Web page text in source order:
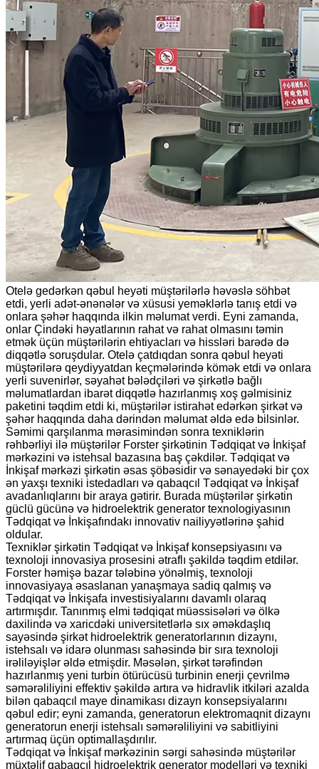
Otelə gedərkən qəbul heyəti müştərilərlə həvəslə söhbət
etdi, yerli adət-ənənələr və xüsusi yeməklərlə tanış etdi və
onlara şəhər haqqında ilkin məlumat verdi. Eyni zamanda,
onlar Çindəki həyatlarının rahat və rahat olmasını təmin
etmək üçün müştərilərin ehtiyacları və hissləri barədə də
diqqətlə soruşdular. Otelə çatdıqdan sonra qəbul heyəti
müştərilərə qeydiyyatdan keçmələrində kömək etdi və onlara
yerli suvenirlər, səyahət bələdçiləri və şirkətlə bağlı
məlumatlardan ibarət diqqətlə hazırlanmış xoş gəlmisiniz
paketini təqdim etdi ki, müştərilər istirahət edərkən şirkət və
şəhər haqqında daha dərindən məlumat əldə edə bilsinlər.
Səmimi qarşılanma mərasimindən sonra texniklərin
rəhbərliyi ilə müştərilər Forster şirkətinin Tədqiqat və İnkişaf
mərkəzini və istehsal bazasına baş çəkdilər. Tədqiqat və
İnkişaf mərkəzi şirkətin əsas şöbəsidir və sənayedəki bir çox
ən yaxşı texniki istedadları və qabaqcıl Tədqiqat və İnkişaf
avadanlıqlarını bir araya gətirir. Burada müştərilər şirkətin
güclü gücünə və hidroelektrik generator texnologiyasının
Tədqiqat və İnkişafındakı innovativ nailiyyətlərinə şahid
oldular.
Texniklər şirkətin Tədqiqat və İnkişaf konsepsiyasını və
texnoloji innovasiya prosesini ətraflı şəkildə təqdim etdilər.
Forster həmişə bazar tələbinə yönəlmiş, texnoloji
innovasiyaya əsaslanan yanaşmaya sadiq qalmış və
Tədqiqat və İnkişafa investisiyalarını davamlı olaraq
artırmışdır. Tanınmış elmi tədqiqat müəssisələri və ölkə
daxilində və xaricdəki universitetlərlə sıx əməkdaşlıq
sayəsində şirkət hidroelektrik generatorlarının dizaynı,
istehsalı və idarə olunması sahəsində bir sıra texnoloji
irəliləyişlər əldə etmişdir. Məsələn, şirkət tərəfindən
hazırlanmış yeni turbin ötürücüsü turbinin enerji çevrilmə
səmərəliliyini effektiv şəkildə artıra və hidravlik itkiləri azalda
bilən qabaqcıl maye dinamikası dizayn konsepsiyalarını
qəbul edir; eyni zamanda, generatorun elektromaqnit dizaynı
generatorun enerji istehsalı səmərəliliyini və sabitliyini
artırmaq üçün optimallaşdırılır.
Tədqiqat və İnkişaf mərkəzinin sərgi sahəsində müştərilər
müxtəlif qabaqcıl hidroelektrik generator modelləri və texniki